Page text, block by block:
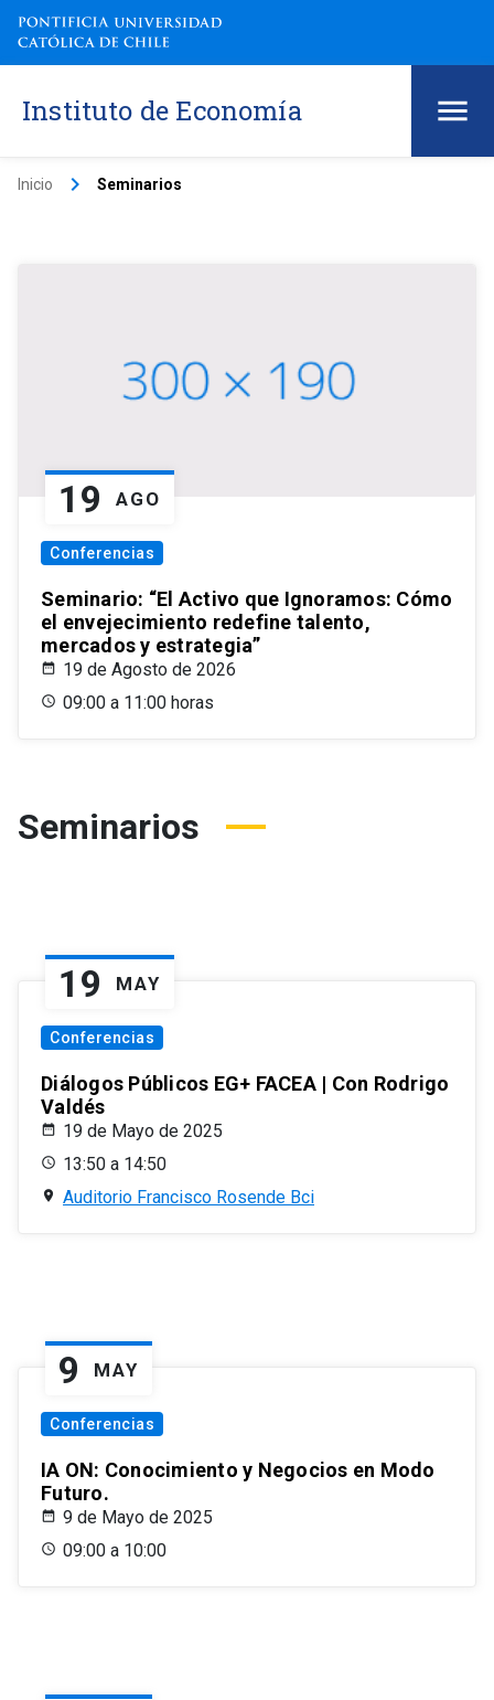
Instituto de Economía
Inicio keyboard_arrow_right Seminarios
19 AGO
Conferencias
Seminario: “El Activo que Ignoramos: Cómo
el envejecimiento redefine talento,
mercados y estrategia”
19 de Agosto de 2026
09:00 a 11:00 horas
Seminarios
19 MAY
Conferencias
Diálogos Públicos EG+ FACEA | Con Rodrigo
Valdés
19 de Mayo de 2025
13:50 a 14:50
Auditorio Francisco Rosende Bci
9 MAY
Conferencias
IA ON: Conocimiento y Negocios en Modo
Futuro.
9 de Mayo de 2025
09:00 a 10:00